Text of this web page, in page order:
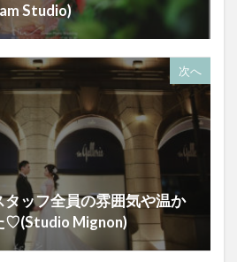
Studio)
次へ
タッフ全員の雰囲気や温か
♡(Studio Mignon)